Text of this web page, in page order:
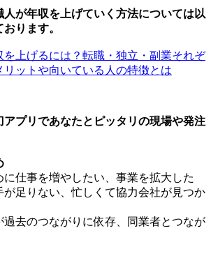
人が年収を上げていく方法については以
ります。
を上げるには？転職・独立・副業それぞ
ットや向いている人の特徴とは
アプリであなたとピッタリの現場や発注
仕事を増やしたい、事業を拡大した
が足りない、忙しくて協力会社が見つか
過去のつながりに依存、同業者とつなが